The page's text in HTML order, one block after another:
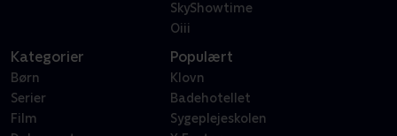
SkyShowtime
Oiii
Kategorier
Børn
Serier
Film
Populært
Klovn
Badehotellet
Sygeplejeskolen